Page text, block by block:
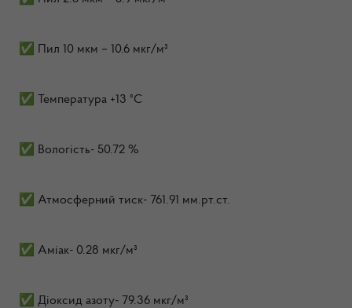
✅ Пил 10 мкм – 10.6 мкг/м³
✅ Температура +13 °C
✅ Вологість- 50.72 %
✅ Атмосферний тиск- 761.91 мм.рт.ст.
✅ Аміак- 0.28 мкг/м³
✅ Діоксид азоту- 79.36 мкг/м³